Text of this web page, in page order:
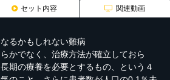
セット内容 関連動画
るかもしれない難病
かでなく、治療方法が確立しておら
期の療養を必要とするもの、という４